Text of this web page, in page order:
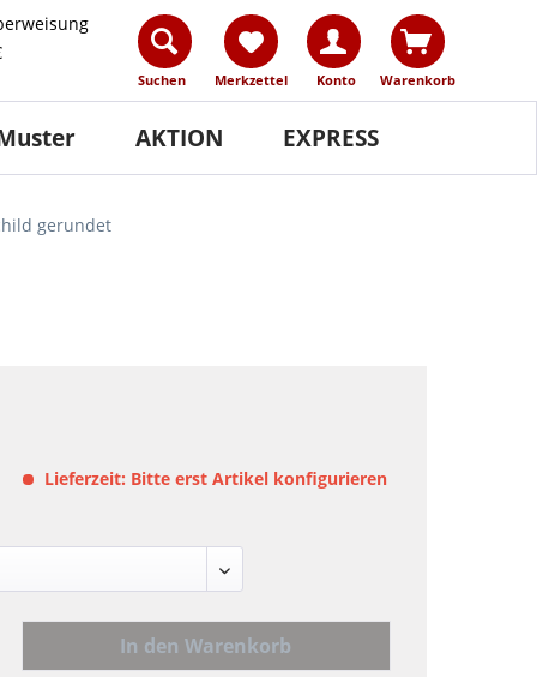
Suchen Merkzettel Konto Warenkorb
AKTION EXPRESS
gerundet
Lieferzeit: Bitte erst Artikel konfigurieren
In den Warenkorb